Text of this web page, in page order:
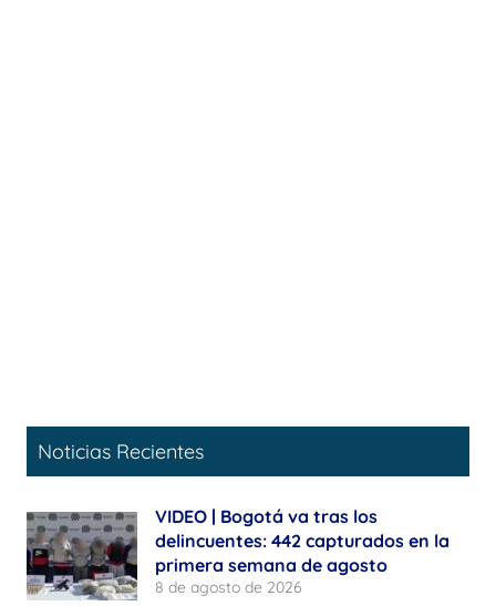
Noticias Recientes
VIDEO | Bogotá va tras los
delincuentes: 442 capturados en la
primera semana de agosto
8 de agosto de 2026